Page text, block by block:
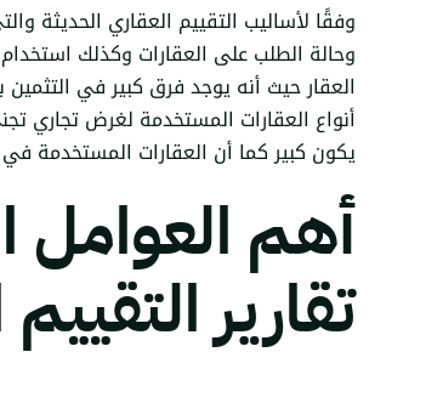
وفقًا لأساليب التقييم العقاري الحديثة
وحالة الطلب على العقارات وكذلك
العقار حيث أنه يوجد فرق كبير في التثمين
أنواع العقارات المستخدمة لغرض تجاري
يكون كبير كما أن العقارات المستخدمة
أهم العوامل
تقارير